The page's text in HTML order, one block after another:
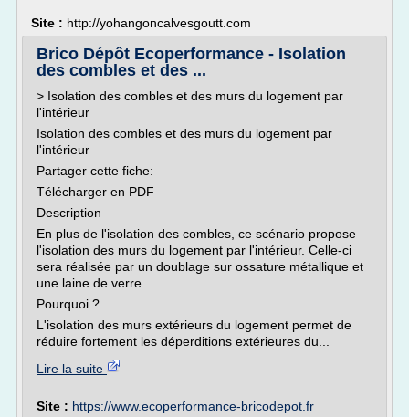
Site : http://yohangoncalvesgoutt.com
Brico Dépôt Ecoperformance - Isolation
des combles et des ...
> Isolation des combles et des murs du logement par
l'intérieur
Isolation des combles et des murs du logement par
l'intérieur
Partager cette fiche:
Télécharger en PDF
Description
En plus de l'isolation des combles, ce scénario propose
l'isolation des murs du logement par l'intérieur. Celle-ci
sera réalisée par un doublage sur ossature métallique et
une laine de verre
Pourquoi ?
L'isolation des murs extérieurs du logement permet de
réduire fortement les déperditions extérieures du...
Lire la suite
Site : https://www.ecoperformance-bricodepot.fr